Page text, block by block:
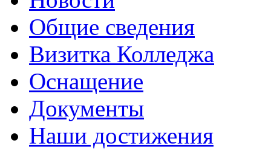
Общие сведения
Визитка Колледжа
Оснащение
Документы
Наши достижения